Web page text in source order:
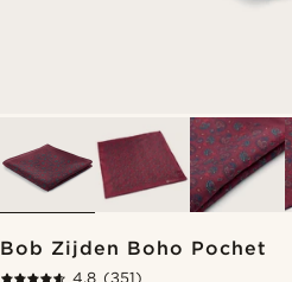
Bob Zijden Boho Pochet
4.8 (351)